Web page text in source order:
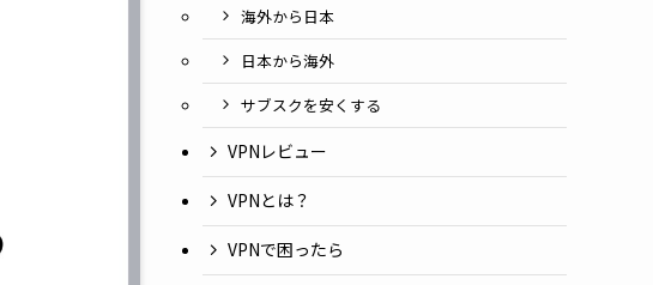
海外から日本
日本から海外
サブスクを安くする
VPNレビュー
VPNとは？
VPNで困ったら